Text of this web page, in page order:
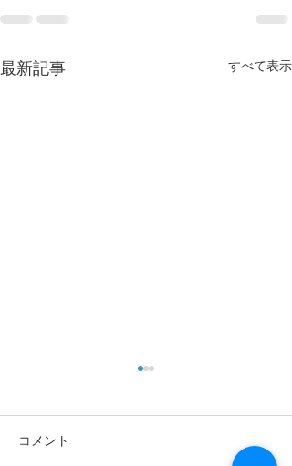
最新記事 すべて表示
コメント